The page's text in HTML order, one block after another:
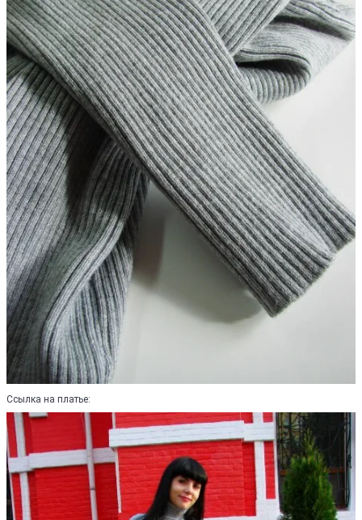
Ссылка на платье: